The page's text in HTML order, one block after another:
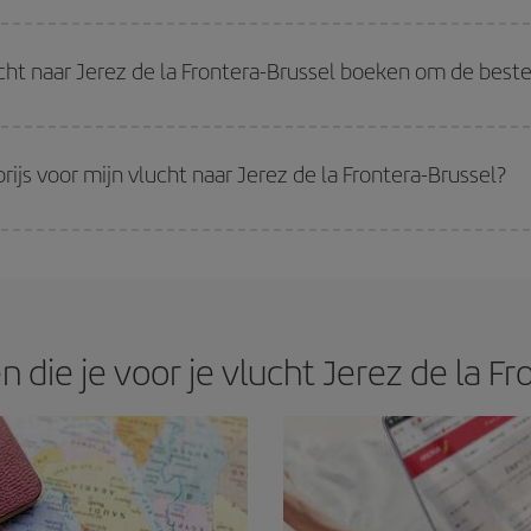
zoekt met flexibele reisdatums en -tijden, kun je
de goedkoopste
naar Jerez de la Frontera-Brussel boeken om de
Daarom is vooraf kopen
essentieel om goedkope vluchten te krijgen
voor mijn vlucht naar Jerez de la Frontera-Brussel?
die je voor je vlucht Jerez de la